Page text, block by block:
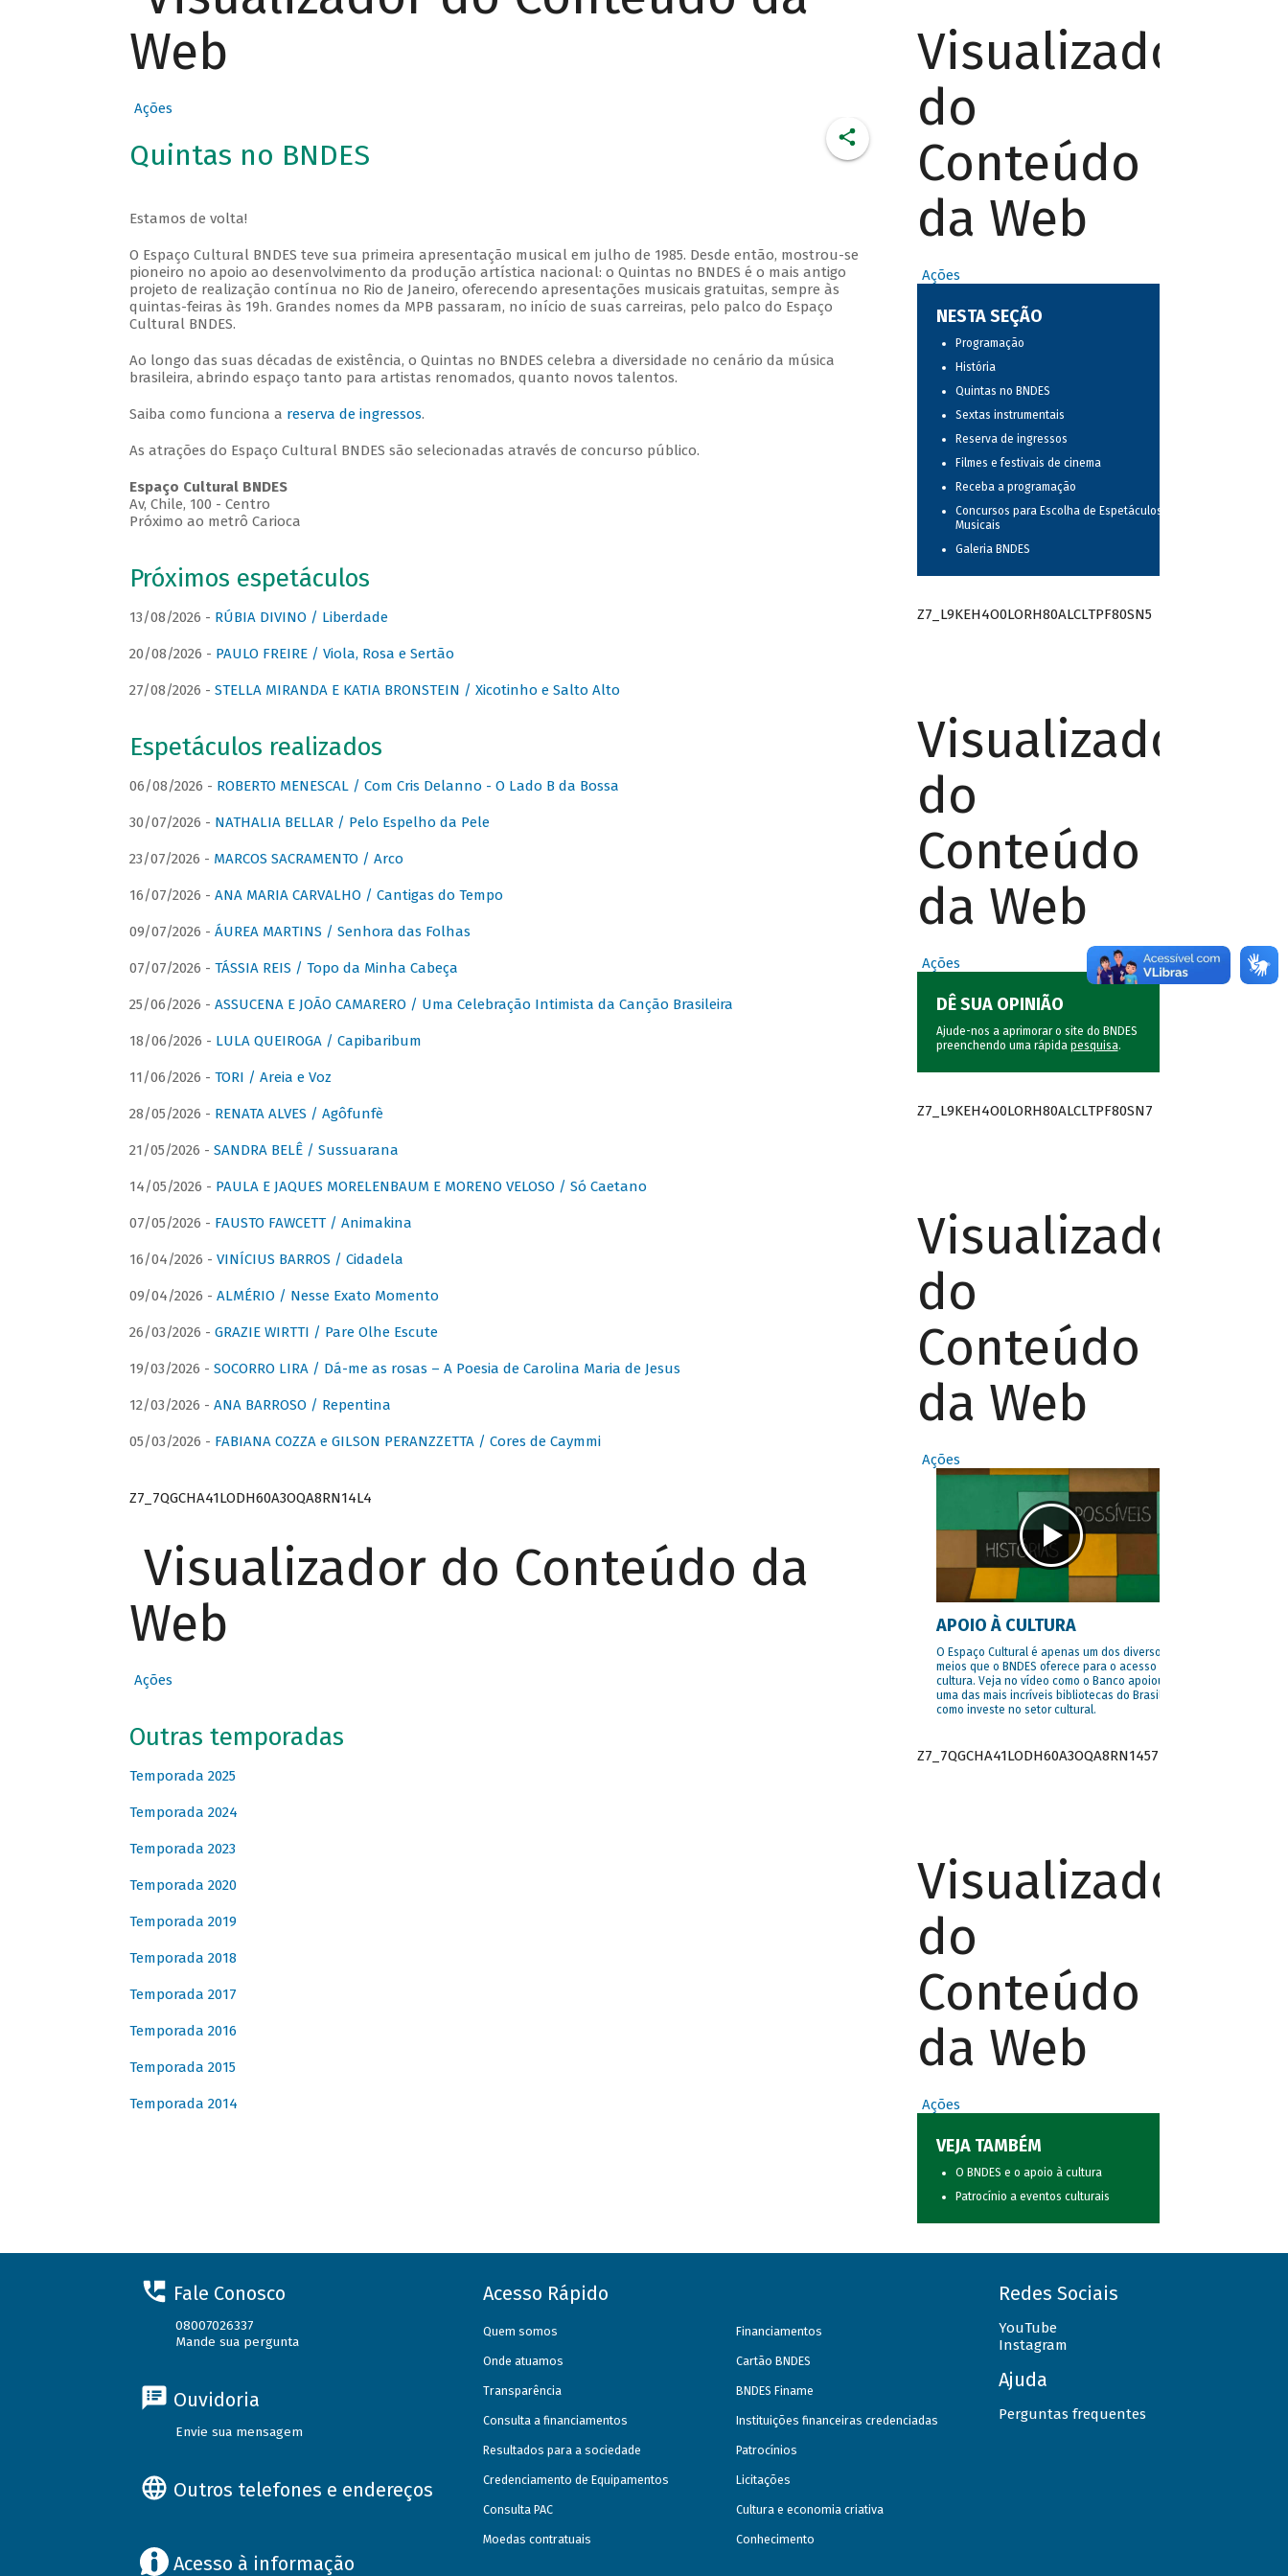
Web
Ações
Quintas no BNDES
Estamos de volta!
O Espaço Cultural BNDES teve sua primeira apresentação musical em julho de 1985. Desde então, mostrou-se
pioneiro no apoio ao desenvolvimento da produção artística nacional: o Quintas no BNDES é o mais antigo
projeto de realização contínua no Rio de Janeiro, oferecendo apresentações musicais gratuitas, sempre às
quintas-feiras às 19h. Grandes nomes da MPB passaram, no início de suas carreiras, pelo palco do Espaço
Cultural BNDES.
Ao longo das suas décadas de existência, o Quintas no BNDES celebra a diversidade no cenário da música
brasileira, abrindo espaço tanto para artistas renomados, quanto novos talentos.
Saiba como funciona a reserva de ingressos.
As atrações do Espaço Cultural BNDES são selecionadas através de concurso público.
Espaço Cultural BNDES
Av, Chile, 100 - Centro
Próximo ao metrô Carioca
Próximos espetáculos
13/08/2026 - RÚBIA DIVINO / Liberdade
20/08/2026 - PAULO FREIRE / Viola, Rosa e Sertão
27/08/2026 - STELLA MIRANDA E KATIA BRONSTEIN / Xicotinho e Salto Alto
Espetáculos realizados
06/08/2026 - ROBERTO MENESCAL / Com Cris Delanno - O Lado B da Bossa
30/07/2026 - NATHALIA BELLAR / Pelo Espelho da Pele
23/07/2026 - MARCOS SACRAMENTO / Arco
16/07/2026 - ANA MARIA CARVALHO / Cantigas do Tempo
09/07/2026 - ÁUREA MARTINS / Senhora das Folhas
07/07/2026 - TÁSSIA REIS / Topo da Minha Cabeça
25/06/2026 - ASSUCENA E JOÃO CAMARERO / Uma Celebração Intimista da Canção Brasileira
18/06/2026 - LULA QUEIROGA / Capibaribum
11/06/2026 - TORI / Areia e Voz
28/05/2026 - RENATA ALVES / Agôfunfè
21/05/2026 - SANDRA BELÊ / Sussuarana
14/05/2026 - PAULA E JAQUES MORELENBAUM E MORENO VELOSO / Só Caetano
07/05/2026 - FAUSTO FAWCETT / Animakina
16/04/2026 - VINÍCIUS BARROS / Cidadela
09/04/2026 - ALMÉRIO / Nesse Exato Momento
26/03/2026 - GRAZIE WIRTTI / Pare Olhe Escute
19/03/2026 - SOCORRO LIRA / Dá-me as rosas – A Poesia de Carolina Maria de Jesus
12/03/2026 - ANA BARROSO / Repentina
05/03/2026 - FABIANA COZZA e GILSON PERANZZETTA / Cores de Caymmi
Z7_7QGCHA41LODH60A3OQA8RN14L4
Visualizador do Conteúdo da
Web
Ações
Outras temporadas
Temporada 2025
Temporada 2024
Temporada 2023
Temporada 2020
Temporada 2019
Temporada 2018
Temporada 2017
Temporada 2016
Temporada 2015
Temporada 2014
Visualizador
do
Conteúdo
da Web
Ações
NESTA SEÇÃO
Programação
História
Quintas no BNDES
Sextas instrumentais
Reserva de ingressos
Filmes e festivais de cinema
Receba a programação
Concursos para Escolha de Espetáculos
Musicais
Galeria BNDES
Z7_L9KEH4O0LORH80ALCLTPF80SN5
Visualizador
do
Conteúdo
da Web
Ações
DÊ SUA OPINIÃO
Ajude-nos a aprimorar o site do BNDES
preenchendo uma rápida pesquisa.
Z7_L9KEH4O0LORH80ALCLTPF80SN7
Visualizador
do
Conteúdo
da Web
Ações
APOIO À CULTURA
O Espaço Cultural é apenas um dos diversos
meios que o BNDES oferece para o acesso à
cultura. Veja no vídeo como o Banco apoiou
uma das mais incríveis bibliotecas do Brasil e
como investe no setor cultural.
Z7_7QGCHA41LODH60A3OQA8RN1457
Visualizador
do
Conteúdo
da Web
Ações
VEJA TAMBÉM
O BNDES e o apoio à cultura
Patrocínio a eventos culturais
Fale Conosco
08007026337
Mande sua pergunta
Ouvidoria
Envie sua mensagem
Outros telefones e endereços
Acesso à informação
Acesso Rápido
Quem somos
Onde atuamos
Transparência
Consulta a financiamentos
Resultados para a sociedade
Credenciamento de Equipamentos
Consulta PAC
Moedas contratuais
Financiamentos
Cartão BNDES
BNDES Finame
Instituições financeiras credenciadas
Patrocínios
Licitações
Cultura e economia criativa
Conhecimento
Redes Sociais
YouTube
Instagram
Ajuda
Perguntas frequentes